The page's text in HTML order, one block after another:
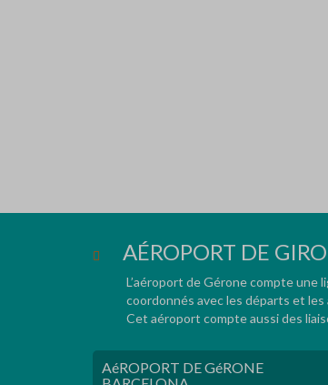
AÉROPORT DE
L’aéroport de Gérone compte
coordonnés avec les départs et les
Cet aéroport compte aussi des
AéROPORT DE GéRONE